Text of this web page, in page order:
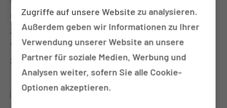
nicht mehr abfließen kann, sich in die Drüse
zurückstaut und diese anschwellen lässt.
Wiederholt auftretende Entzündungen der
Speicheldrüsen können daraus folgen.
WIE IST DER ABLAUF DER OPERATION?
Zugriffe auf unsere Website zu analysieren.
Außerdem geben wir Informationen zu Ihrer
Verwendung unserer Website an unsere
Partner für soziale Medien, Werbung und
Analysen weiter, sofern Sie alle Cookie-
Optionen akzeptieren.